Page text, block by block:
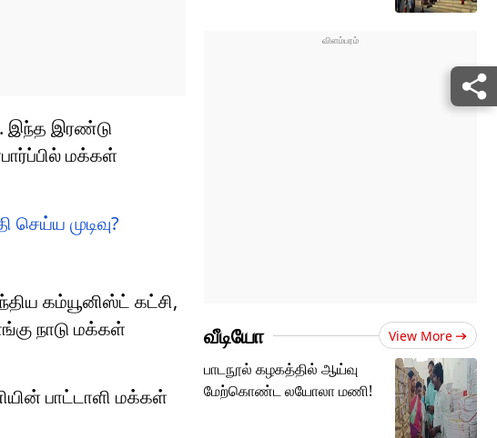
இந்த இரண்டு
மக்கள்
முடிவு?
கம்யூனிஸ்ட் கட்சி,
நாடு மக்கள்
பாட்டாளி மக்கள்
வீடியோ View More
பாடநூல் கழகத்தில் ஆய்வு
மேற்கொண்ட லயோலா மணி!